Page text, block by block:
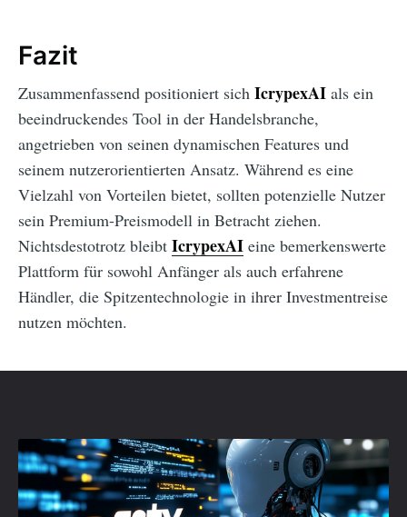
Fazit
Zusammenfassend positioniert sich IcrypexAI als ein
beeindruckendes Tool in der Handelsbranche,
angetrieben von seinen dynamischen Features und
seinem nutzerorientierten Ansatz. Während es eine
Vielzahl von Vorteilen bietet, sollten potenzielle Nutzer
sein Premium-Preismodell in Betracht ziehen.
Nichtsdestotrotz bleibt IcrypexAI eine bemerkenswerte
Plattform für sowohl Anfänger als auch erfahrene
Händler, die Spitzentechnologie in ihrer Investmentreise
nutzen möchten.